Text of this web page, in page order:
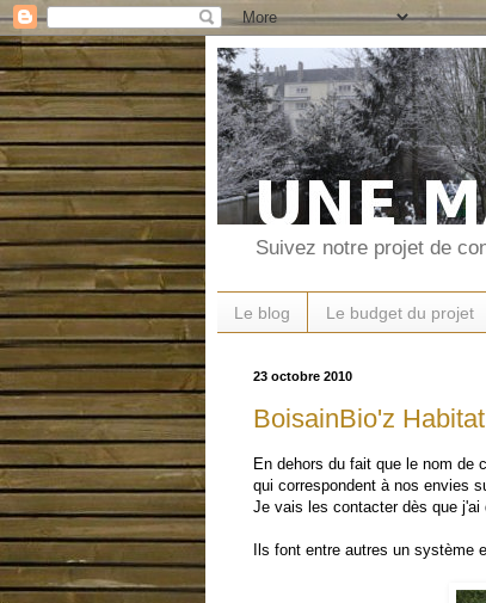
Suivez notre projet de
Le blog Le budget du projet
23 octobre 2010
BoisainBio'z Habitat
En dehors du fait que le nom de
qui correspondent à nos envies
Je vais les contacter dès que j'ai
Ils font entre autres un système